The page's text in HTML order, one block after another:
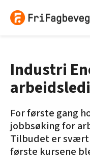
Industri
For første gang
jobbsøking for
Tilbudet er
første kursene